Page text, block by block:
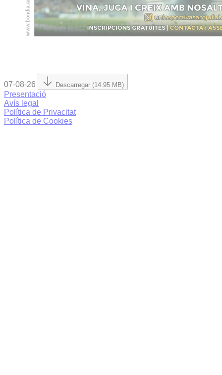
07-08-26 Descarregar (14.95 MB)
Presentació
Avís legal
Política de Privacitat
Política de Cookies